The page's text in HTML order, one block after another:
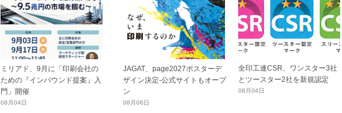
ミリアド、9月に「印刷会社の
ための『インバウンド提案』入
門」開催
08月04日
JAGAT、page2027ポスターデ
ザイン決定-公式サイトもオープ
ン
08月06日
全印工連CSR、ワンスター3社
とツースター2社を新規認定
08月04日